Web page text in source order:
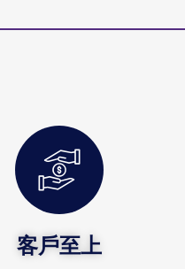
客戶至上